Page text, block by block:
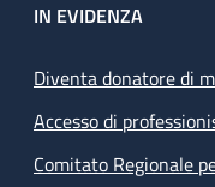
IN EVIDENZA
Diventa donatore di
Accesso di
Comitato Regionale